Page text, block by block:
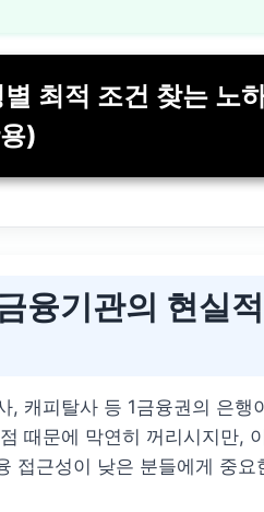
최적 조건 찾는 노
)
융기관의 현실
캐피탈사 등 1금융권의 은행
때문에 막연히 꺼리시지만,
접근성이 낮은 분들에게 중요